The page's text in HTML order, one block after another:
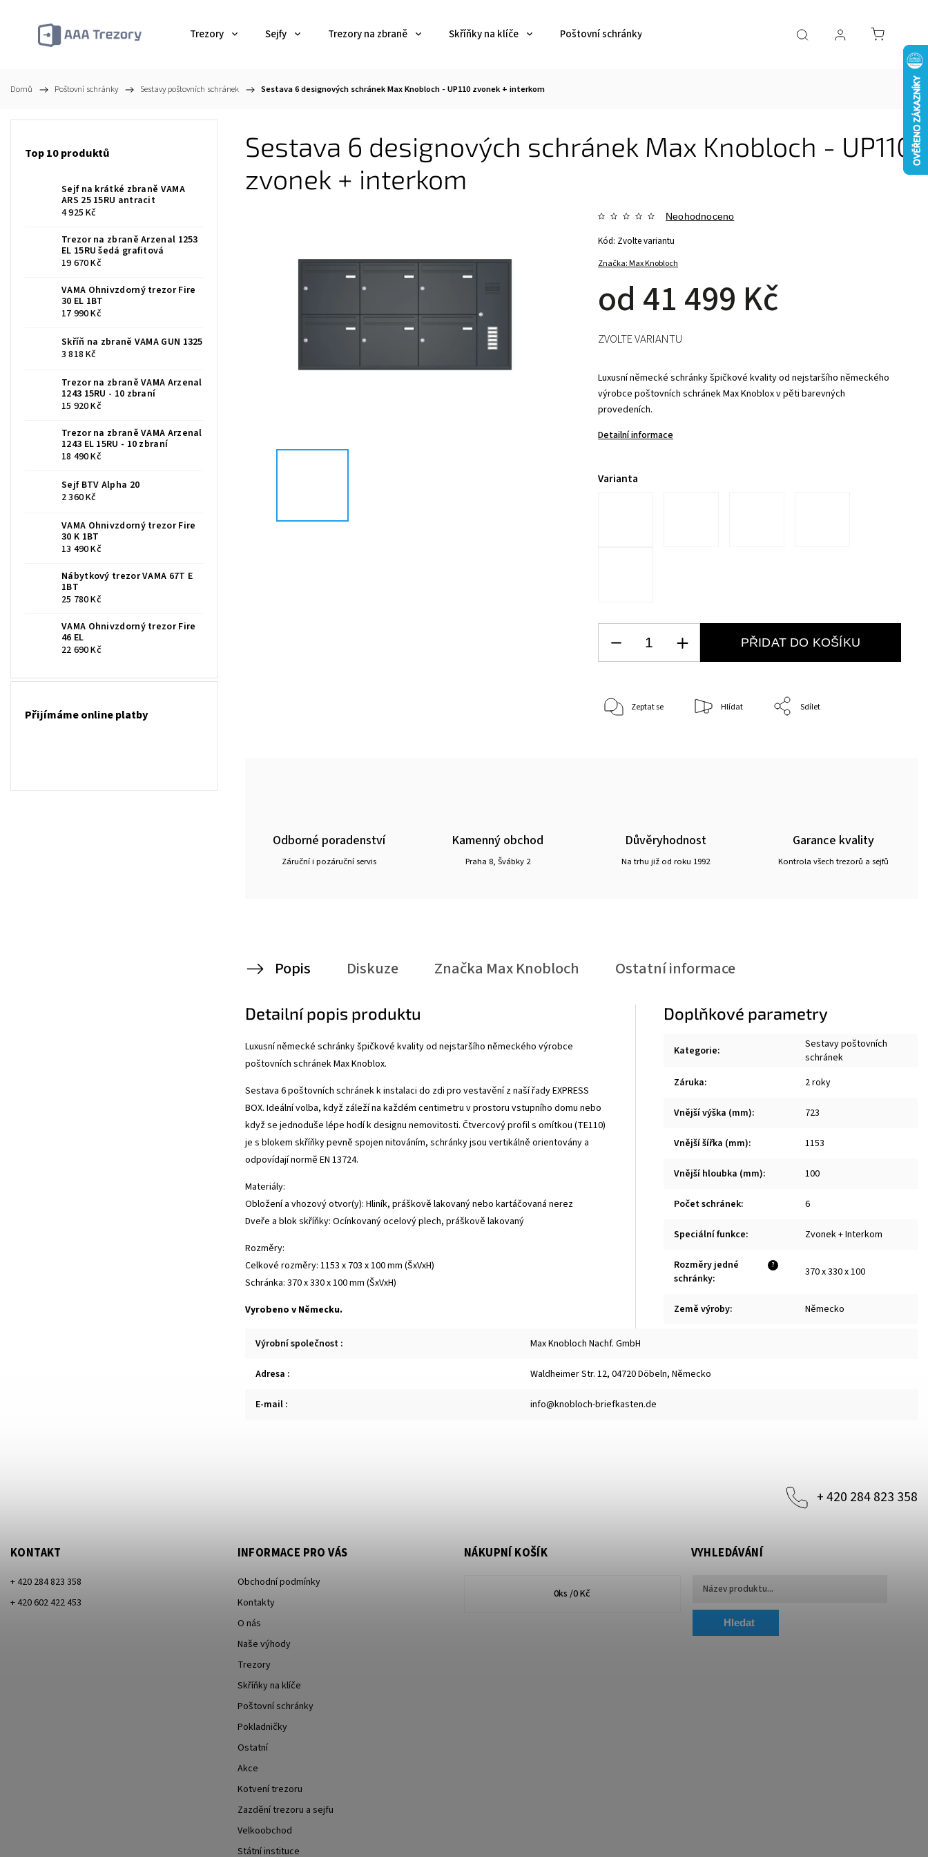
Trezory Sejfy Trezory na zbraně Skříňky na klíče Poštovní schránky Ostatní Akce
Domů / Poštovní schránky / Sestavy poštovních schránek / Sestava 6 designových schránek Max Knobloch - UP110 zvonek + interkom
Top 10 produktů
Sejf na krátké zbraně VAMA
ARS 25 15RU antracit
4 925 Kč
Trezor na zbraně Arzenal 1253
EL 15RU šedá grafitová
19 670 Kč
VAMA Ohnivzdorný trezor Fire
30 EL 1BT
17 990 Kč
Skříň na zbraně VAMA GUN 1325
3 818 Kč
Trezor na zbraně VAMA Arzenal
1243 15RU - 10 zbraní
15 920 Kč
Trezor na zbraně VAMA Arzenal
1243 EL 15RU - 10 zbraní
18 490 Kč
Sejf BTV Alpha 20
2 360 Kč
VAMA Ohnivzdorný trezor Fire
30 K 1BT
13 490 Kč
Nábytkový trezor VAMA 67T E
1BT
25 780 Kč
VAMA Ohnivzdorný trezor Fire
46 EL
22 690 Kč
Přijímáme online platby
Sestava 6 designových schránek Max Knobloch - UP110
zvonek + interkom
Značka:Max Knobloch
Neohodnoceno
od 41 499 Kč
Kód: Zvolte variantu
Luxusní německé schránky špičkové kvality od nejstaršího německého
výrobce poštovních schránek Max Knoblox v pěti barevných
provedeních.
Detailní informace
Varianta
ZVOLTE VARIANTU
PŘIDAT DO KOŠÍKU
Zeptat se Hlídat Sdílet
Odborné poradenství
Záruční i pozáruční servis
Kamenný obchod
Praha 8, Švábky 2
Důvěryhodnost
Na trhu již od roku 1992
Garance kvality
Kontrola všech trezorů a sejfů
Popis Diskuze Značka Max Knobloch Ostatní informace
Detailní popis produktu
Luxusní německé schránky špičkové kvality od nejstaršího německého výrobce
poštovních schránek Max Knoblox.
Sestava 6 poštovních schránek k instalaci do zdi pro vestavění z naší řady EXPRESS
BOX. Ideální volba, když záleží na každém centimetru v prostoru vstupního domu nebo
když se jednoduše lépe hodí k designu nemovitosti. Čtvercový profil s omítkou (TE110)
je s blokem skříňky pevně spojen nitováním, schránky jsou vertikálně orientovány a
odpovídají normě EN 13724.
Materiály:
Obložení a vhozový otvor(y): Hliník, práškově lakovaný nebo kartáčovaná nerez
Dveře a blok skříňky: Ocínkovaný ocelový plech, práškově lakovaný
Rozměry:
Celkové rozměry: 1153 x 703 x 100 mm (ŠxVxH)
Schránka: 370 x 330 x 100 mm (ŠxVxH)
Vyrobeno v Německu.
Doplňkové parametry
Kategorie:
Sestavy poštovních
schránek
Záruka: 2 roky
Vnější výška (mm): 723
Vnější šířka (mm): 1153
Vnější hloubka (mm): 100
Počet schránek: 6
Speciální funkce: Zvonek + Interkom
?
Rozměry jedné
schránky: 370 x 330 x 100
Země výroby: Německo
Výrobní společnost : Max Knobloch Nachf. GmbH
Adresa : Waldheimer Str. 12, 04720 Döbeln, Německo
E-mail : info@knobloch-briefkasten.de
+ 420 284 823 358
KONTAKT
+ 420 284 823 358
+ 420 602 422 453
INFORMACE PRO VÁS
Obchodní podmínky
Kontakty
O nás
Naše výhody
Trezory
Skříňky na klíče
Poštovní schránky
Pokladničky
Ostatní
Akce
Kotvení trezoru
Zazdění trezoru a sejfu
Velkoobchod
Státní instituce
NÁKUPNÍ KOŠÍK
0ks /0 Kč
VYHLEDÁVÁNÍ
Hledat